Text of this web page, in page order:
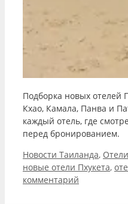
Подборка новых отелей
Кхао, Камала, Панва и
каждый отель, где
перед бронированием.
Рубрики
Новости Таиланда, Отели
новые отели Пхукета,
комментарий